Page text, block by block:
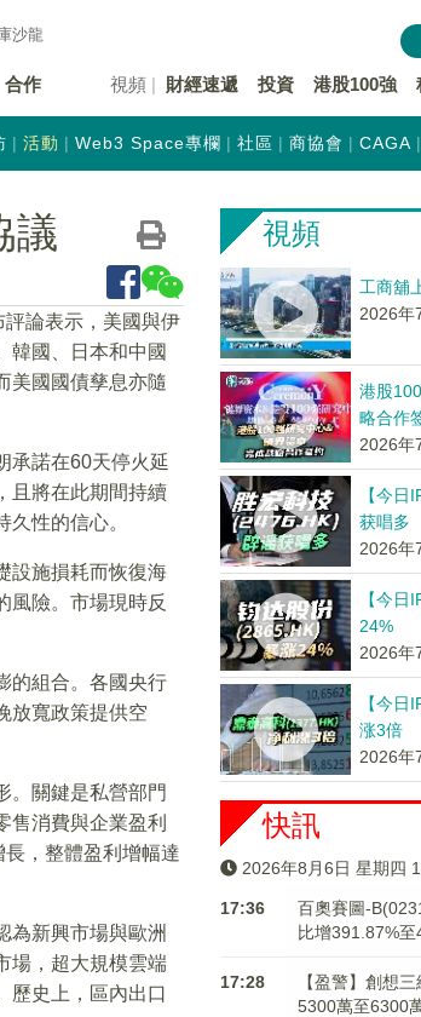
沙龍
合作 視頻 財經速遞 投資 港股100強
活動 Web3 Space專欄 社區 商協會 CAGA
議
評論表示，美國與伊
韓國、日本和中國
美國國債孳息亦隨
承諾在60天停火延
且將在此期間持續
性的信心。
設施損耗而恢復海
風險。市場現時反
的組合。各國央行
放寬政策提供空
。關鍵是私營部門
售消費與企業盈利
，整體盈利增幅達
為新興市場與歐洲
場，超大規模雲端
歷史上，區內出口
視頻
工商舖
2026年
港股
略合作
2026年
【今
获唱多
2026年
【今
24%
2026年
【今
涨3倍
2026年
快訊
2026年8月6日 星期四
17:36
百奧賽圖-
比增391.87%
17:28
【盈警】創想
5300萬至6300